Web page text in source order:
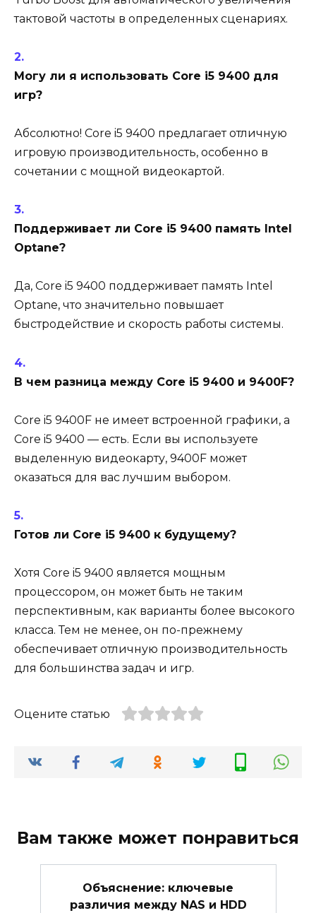
тактовой частоты в определенных сценариях.
Могу ли я использовать Core i5 9400 для
игр?
Абсолютно! Core i5 9400 предлагает отличную
игровую производительность, особенно в
сочетании с мощной видеокартой.
Поддерживает ли Core i5 9400 память Intel
Optane?
Да, Core i5 9400 поддерживает память Intel
Optane, что значительно повышает
быстродействие и скорость работы системы.
В чем разница между Core i5 9400 и 9400F?
Core i5 9400F не имеет встроенной графики, а
Core i5 9400 — есть. Если вы используете
выделенную видеокарту, 9400F может
оказаться для вас лучшим выбором.
Готов ли Core i5 9400 к будущему?
Хотя Core i5 9400 является мощным
процессором, он может быть не таким
перспективным, как варианты более высокого
класса. Тем не менее, он по-прежнему
обеспечивает отличную производительность
для большинства задач и игр.
Оцените статью
Вам также может понравиться
Объяснение: ключевые
различия между NAS и HDD